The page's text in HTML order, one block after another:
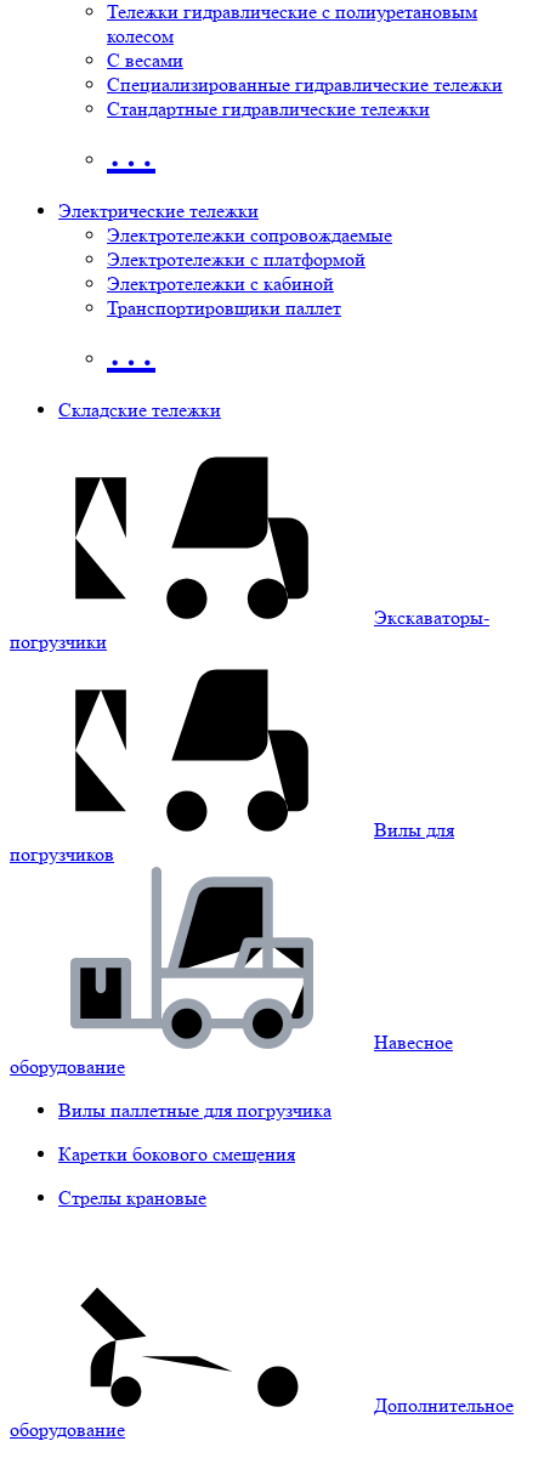
Тележки гидравлические с полиуретановым
колесом
С весами
Специализированные гидравлические тележки
Стандартные гидравлические тележки
…
Электрические тележки
Электротележки сопровождаемые
Электротележки с платформой
Электротележки с кабиной
Транспортировщики паллет
…
Складские тележки
Экскаваторы-
погрузчики
Вилы для
погрузчиков
Навесное
оборудование
Вилы паллетные для погрузчика
Каретки бокового смещения
Стрелы крановые
Дополнительное
оборудование